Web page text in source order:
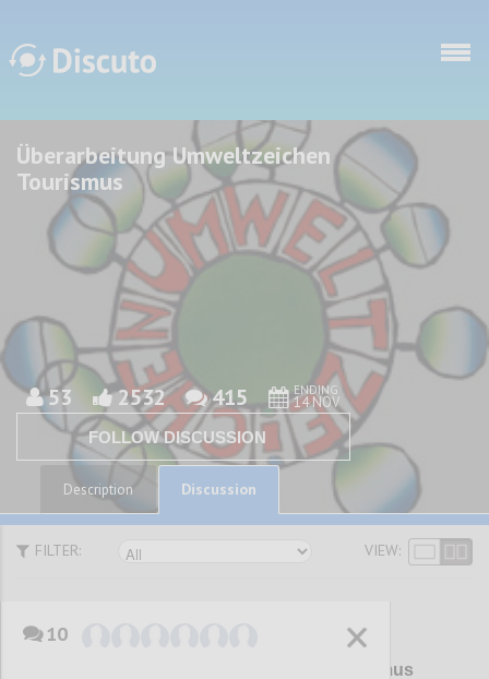
Discuto
Discuto
Überarbeitung Umweltzeichen
Tourismus
53 2532 415 ENDING
14 NOV
FOLLOW DISCUSSION
Description Discussion
FILTER: VIEW:
P1
Überarbeitung Umweltzeichen Tourismus
10